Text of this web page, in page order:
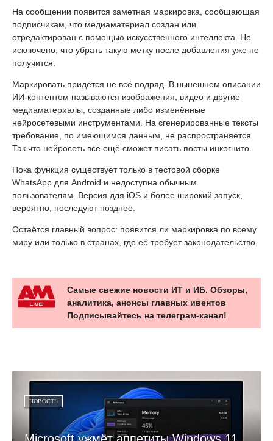
На сообщении появится заметная маркировка, сообщающая
подписчикам, что медиаматериал создан или
отредактирован с помощью искусственного интеллекта. Не
исключено, что убрать такую метку после добавления уже не
получится.
Маркировать придётся не всё подряд. В нынешнем описании
ИИ-контентом называются изображения, видео и другие
медиаматериалы, созданные либо изменённые
нейросетевыми инструментами. На сгенерированные тексты
требование, по имеющимся данным, не распространяется.
Так что нейросеть всё ещё сможет писать посты инкогнито.
Пока функция существует только в тестовой сборке
WhatsApp для Android и недоступна обычным
пользователям. Версия для iOS и более широкий запуск,
вероятно, последуют позднее.
Остаётся главный вопрос: появится ли маркировка по всему
миру или только в странах, где её требует законодательство.
Самые свежие новости ИТ и ИБ. Обзоры,
аналитика, анонсы главных ивентов
Подписывайтесь на телеграм-канал!
НОВОСТЬ